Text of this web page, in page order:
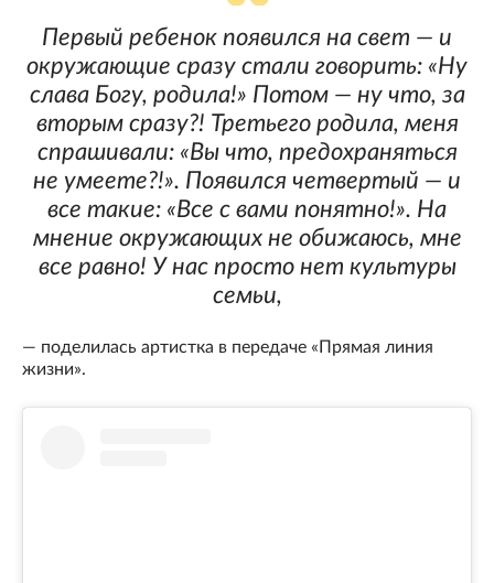
Первый ребенок появился на свет — и
окружающие сразу стали говорить: «Ну
слава Богу, родила!» Потом — ну что, за
вторым сразу?! Третьего родила, меня
спрашивали: «Вы что, предохраняться
не умеете?!». Появился четвертый — и
все такие: «Все с вами понятно!». На
мнение окружающих не обижаюсь, мне
все равно! У нас просто нет культуры
семьи,
— поделилась артистка в передаче «Прямая линия
жизни».